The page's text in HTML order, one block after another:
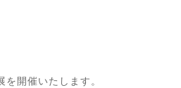
開催いたします。